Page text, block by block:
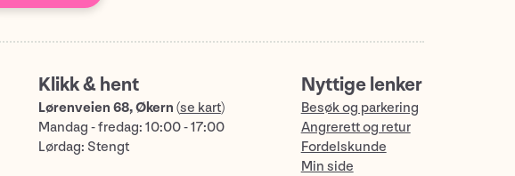
Klikk & hent
Lørenveien 68, Økern (se kart)
Mandag - fredag: 10:00 - 17:00
Lørdag: Stengt
Nyttige lenker
Besøk og parkering
Angrerett og retur
Fordelskunde
Min side